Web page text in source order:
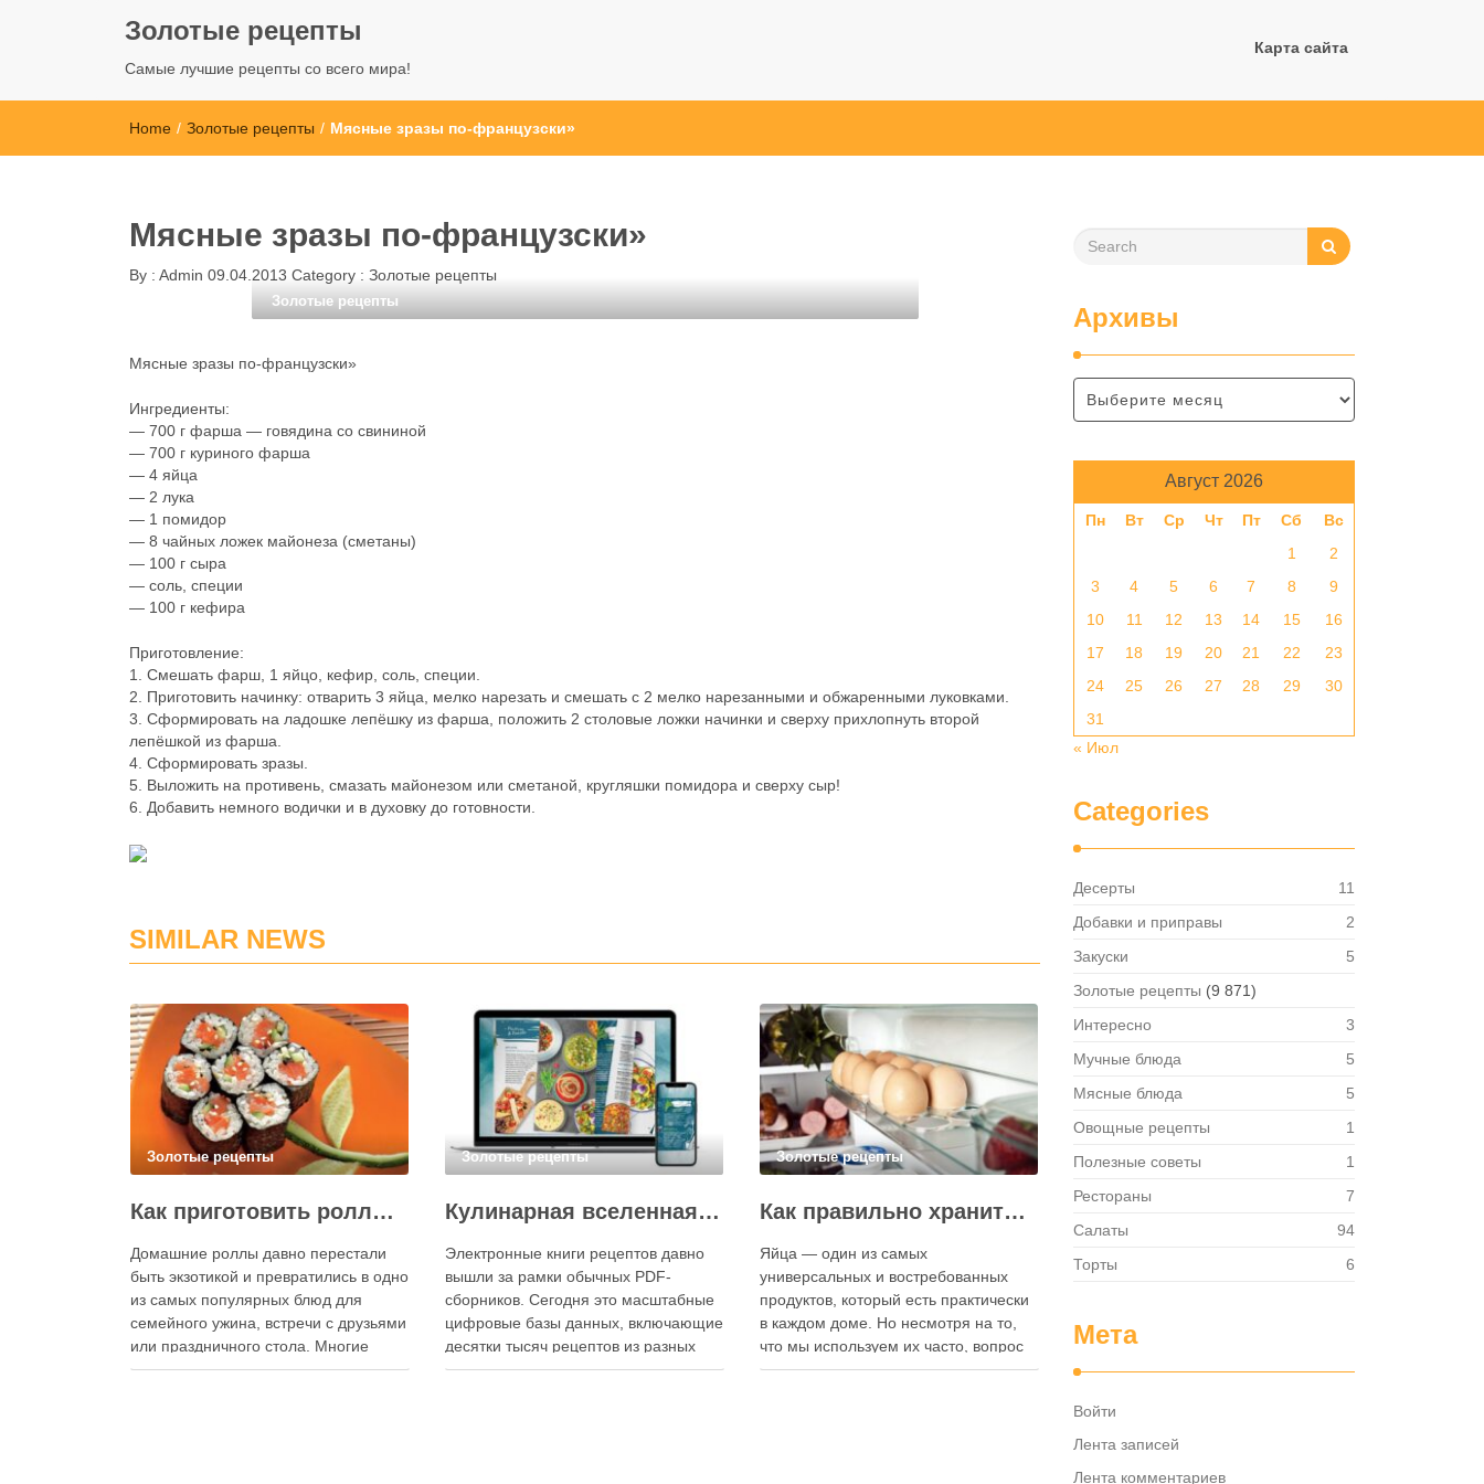
Золотые рецепты
Самые лучшие рецепты со всего мира!
Карта сайта
Home / Золотые рецепты / Мясные зразы по-французски»
Мясные зразы по-французски»
By : Admin 09.04.2013 Category : Золотые рецепты
Золотые рецепты
Мясные зразы по-французски»
Ингредиенты:
— 700 г фарша — говядина со свининой
— 700 г куриного фарша
— 4 яйца
— 2 лука
— 1 помидор
— 8 чайных ложек майонеза (сметаны)
— 100 г сыра
— соль, специи
— 100 г кефира
Приготовление:
1. Смешать фарш, 1 яйцо, кефир, соль, специи.
2. Приготовить начинку: отварить 3 яйца, мелко нарезать и смешать с 2 мелко нарезанными и обжаренными луковками.
3. Сформировать на ладошке лепёшку из фарша, положить 2 столовые ложки начинки и сверху прихлопнуть второй
лепёшкой из фарша.
4. Сформировать зразы.
5. Выложить на противень, смазать майонезом или сметаной, кругляшки помидора и сверху сыр!
6. Добавить немного водички и в духовку до готовности.
SIMILAR NEWS
Золотые рецепты
Как приготовить роллы в домашних условиях?
Домашние роллы давно перестали
быть экзотикой и превратились в одно
из самых популярных блюд для
семейного ужина, встречи с друзьями
или праздничного стола. Многие
считают, что приготовление японских
Золотые рецепты
Кулинарная вселенная в цифре: топ-3 самых больших электронных книг рецептов
Электронные книги рецептов давно
вышли за рамки обычных PDF-
сборников. Сегодня это масштабные
цифровые базы данных, включающие
десятки тысяч рецептов из разных
стран мира, с подробными
Золотые рецепты
Как правильно хранить яйца: в холодильнике или на полке?
Яйца — один из самых
универсальных и востребованных
продуктов, который есть практически
в каждом доме. Но несмотря на то,
что мы используем их часто, вопрос
хранения остаётся актуальным: где
Архивы
Август 2026
Пн Вт Ср Чт Пт Сб
Вс
1
2
3
4 5 6 7 8
9
10
11 12 13 14 15
16
17
18 19 20 21 22
23
24
25 26 27 28 29
30
31
« Июл
Categories
Десерты
11
Добавки и приправы
2
Закуски
5
Золотые рецепты (9 871)
Интересно
3
Мучные блюда
5
Мясные блюда
5
Овощные рецепты
1
Полезные советы
1
Рестораны
7
Салаты
94
Торты
6
Мета
Войти
Лента записей
Лента комментариев